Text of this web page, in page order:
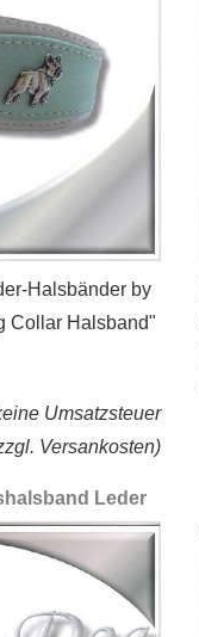
Halsbänder by
Collar Halsband"
Umsatzsteuer
Versankosten)
Leder